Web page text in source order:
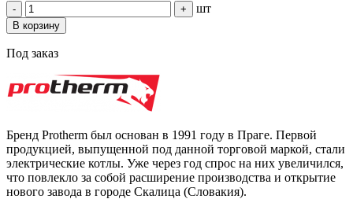
- + шт
В корзину
Под заказ
Бренд Protherm был основан в 1991 году в Праге. Первой
продукцией, выпущенной под данной торговой маркой, стали
электрические котлы. Уже через год спрос на них увеличился,
что повлекло за собой расширение производства и открытие
нового завода в городе Скалица (Словакия).